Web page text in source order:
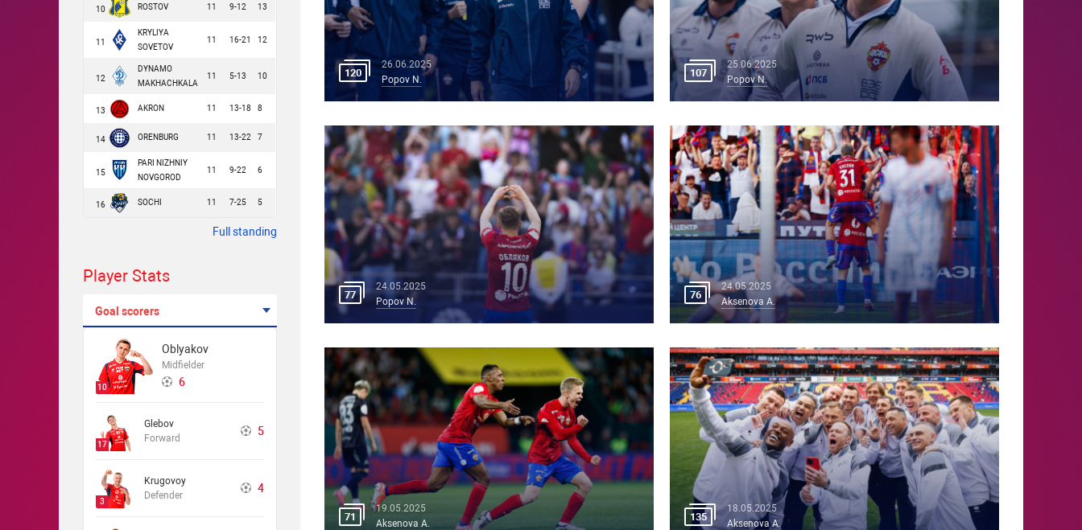
10 ROSTOV 11 9-12 13
11
KRYLIYA
SOVETOV
11 16-21 12
12
DYNAMO
MAKHACHKALA
11 5-13 10
13 AKRON 11 13-18 8
14 ORENBURG 11 13-22 7
15
PARI NIZHNIY
NOVGOROD
11 9-22 6
16 SOCHI 11 7-25 5
Full standing
Player Stats
Goal scorers
10
Oblyakov
Midfielder
6
17
Glebov
Forward
5
3
Krugovoy
Defender
4
120
26.06.2025
Popov N.
107
25.06.2025
Popov N.
77
24.05.2025
Popov N.
76
24.05.2025
Aksenova A.
71
19.05.2025
Aksenova A.
135
18.05.2025
Aksenova A.